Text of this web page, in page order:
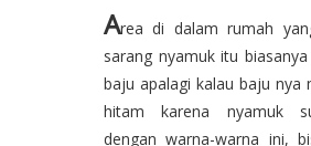
Area di dalam rumah
sarang nyamuk itu
baju apalagi kalau baju nya
hitam karena nyamuk
dengan warna-warna ini,